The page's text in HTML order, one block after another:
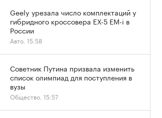
Geely урезала число комплектаций у
гибридного кроссовера EX-5 EM-i в
России
Авто, 15:58
Советник Путина призвала изменить
список олимпиад для поступления в
вузы
Общество, 15:57